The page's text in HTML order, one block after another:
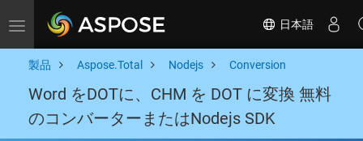
Toggle navigation 日本語
製品 Aspose.Total Nodejs Conversion
Word をDOTに、CHM を DOT に変換 無料
のコンバーターまたはNodejs SDK